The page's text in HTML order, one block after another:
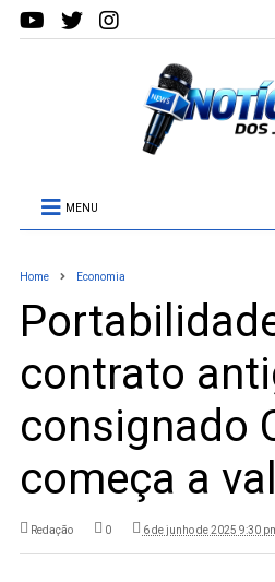
MENU
Home Economia
contrato
consignado
começa a
Redação 0 6 de junho de 2025 9:30